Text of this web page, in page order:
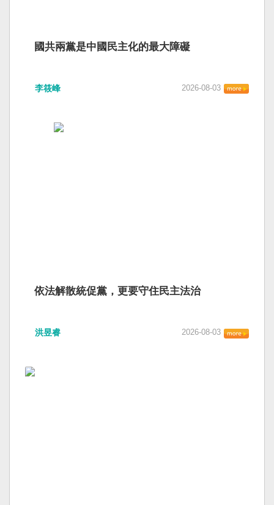
國共兩黨是中國民主化的最大障礙
李筱峰 2026-08-03
依法解散統促黨，更要守住民主法治
洪昱睿 2026-08-03